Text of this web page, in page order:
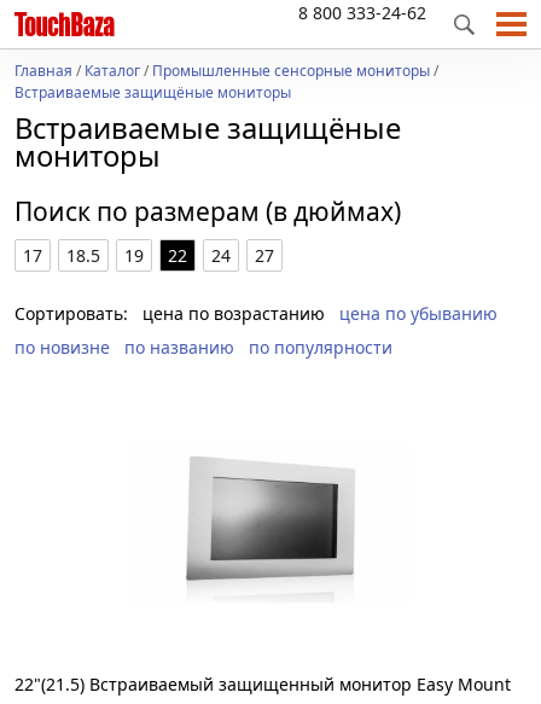
8 800 333-24-62
Главная /Каталог/Промышленные сенсорные мониторы/
Встраиваемые защищёные мониторы
Встраиваемые защищёные
мониторы
Поиск по размерам (в дюймах)
17 18.5 19 22 24 27
Сортировать: цена по возрастанию
цена по убыванию
по новизне
по названию по популярности
22"(21.5) Встраиваемый защищенный монитор Easy Mount